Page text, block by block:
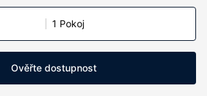
1 Pokoj
Ověřte dostupnost